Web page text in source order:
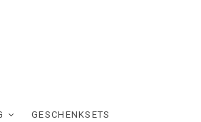
GESCHENKSETS